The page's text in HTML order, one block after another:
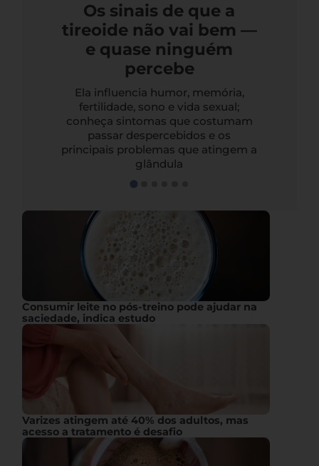
Os sinais de que a
tireoide não vai bem —
e quase ninguém
percebe
Ela influencia humor, memória,
fertilidade, sono e vida sexual;
conheça sintomas que costumam
passar despercebidos e os
principais problemas que atingem a
glândula
Consumir leite no pós-treino pode ajudar na
saciedade, indica estudo
Varizes atingem até 40% dos adultos, mas
acesso a tratamento é desafio